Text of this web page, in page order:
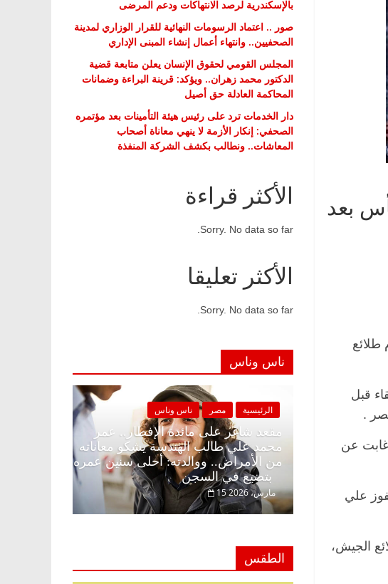
بعد
كأس مصر بعد الفوز بركلات الترجيح (3-2) أمام طلائع
اللقاء قبل
.
غابت عن
علي
الجيش،
بالإسكندرية لرصد الانتهاكات ودعم المرضى
صور .. اعتماد الرسومات النهائية للقرار الوزاري لمدينة
الصحفيين.. وانتهاء أعمال إنشاء المبنى الإداري
المجلس القومي لحقوق الإنسان يعلن متابعة قضية
الدكتور محمد زهران.. ويؤكد: قرينة البراءة وضمانات
المحاكمة العادلة حق أصيل
دار الخدمات ترد على رئيس هيئة التأمينات بعد مؤتمره
الصحفي: إنكار الأزمة لا ينهي معاناة أصحاب
المعاشات.. ونطالب بكشف الشركة المنفذة
الأكثر قراءة
Sorry. No data so far.
الأكثر تعليقا
Sorry. No data so far.
ناس وناس
الرئيسية مصر
مقعد شاغر على مائدة
محمد علي طالب الهندسة
من الأمراض.. ووالدته:
بتضيع في السجن
15 مارس، 2026
ناس وناس
مقعد شاغر على الإفطار وبلكونة بلا زينة
رمضان.. د. عبدالخالق فاروق خبير
اقتصادي في انتظار حلم الحرية ولمة
الطقس